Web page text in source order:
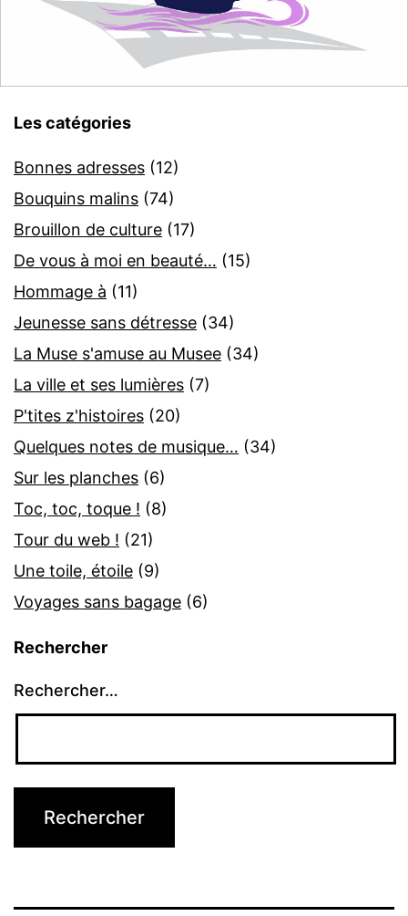
Les catégories
Bonnes adresses (12)
Bouquins malins (74)
Brouillon de culture (17)
De vous à moi en beauté… (15)
Hommage à (11)
Jeunesse sans détresse (34)
La Muse s'amuse au Musee (34)
La ville et ses lumières (7)
P'tites z'histoires (20)
Quelques notes de musique… (34)
Sur les planches (6)
Toc, toc, toque ! (8)
Tour du web ! (21)
Une toile, étoile (9)
Voyages sans bagage (6)
Rechercher
Rechercher…